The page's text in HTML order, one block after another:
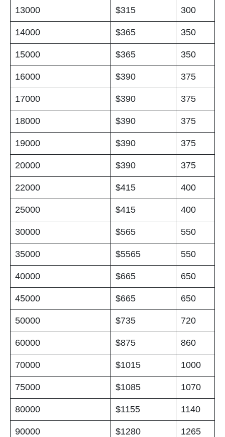
13000 $315 300
14000 $365 350
15000 $365 350
16000 $390 375
17000 $390 375
18000 $390 375
19000 $390 375
20000 $390 375
22000 $415 400
25000 $415 400
30000 $565 550
35000 $5565 550
40000 $665 650
45000 $665 650
50000 $735 720
60000 $875 860
70000 $1015 1000
75000 $1085 1070
80000 $1155 1140
90000 $1280 1265